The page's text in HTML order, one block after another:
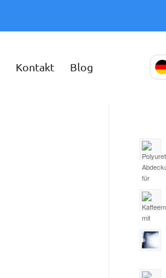
Kontakt Blog